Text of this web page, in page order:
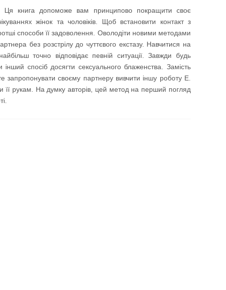
Ця книга допоможе вам принципово покращити своє
жінок та чоловіків. Щоб встановити контакт з
способи її задоволення. Оволодіти новими методами
без розстрілу до чуттєвого екстазу. Навчитися на
точно відповідає певній ситуації. Завжди будь
спосіб досягти сексуального блаженства. Замість
своєму партнеру вивчити іншу роботу Е.
рукам. На думку авторів, цей метод на перший погляд